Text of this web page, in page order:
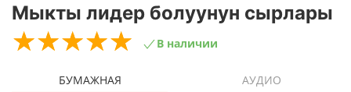
Мыкты лидер болуунун сырлары
☆☆☆☆☆
★★★★★ В наличии
БУМАЖНАЯ АУДИО